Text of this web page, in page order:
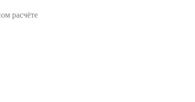
расчёте